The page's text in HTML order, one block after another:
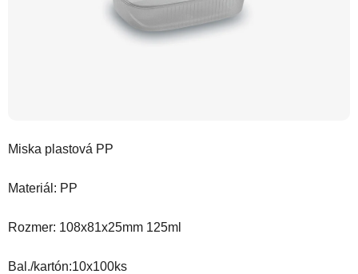
Miska plastová PP
Materiál: PP
Rozmer: 108x81x25mm 125ml
Bal./kartón:10x100ks